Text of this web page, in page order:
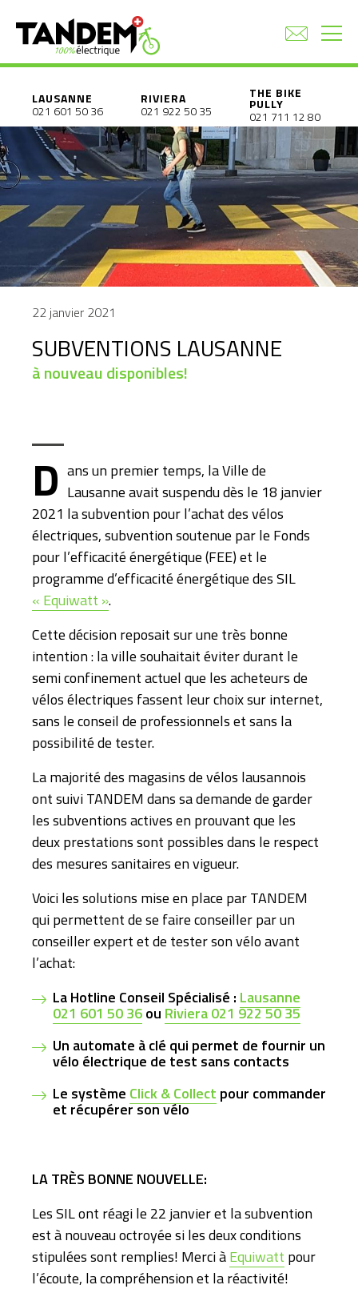
LAUSANNE
021 601 50 36
RIVIERA
021 922 50 35
THE BIKE
PULLY
021 711 12 80
22 janvier 2021
SUBVENTIONS LAUSANNE
à nouveau disponibles!
D ans un premier temps, la Ville de
Lausanne avait suspendu dès le 18 janvier
2021 la subvention pour l’achat des vélos
électriques, subvention soutenue par le Fonds
pour l’efficacité énergétique (FEE) et le
programme d’efficacité énergétique des SIL
« Equiwatt ».
Cette décision reposait sur une très bonne
intention : la ville souhaitait éviter durant le
semi confinement actuel que les acheteurs de
vélos électriques fassent leur choix sur internet,
sans le conseil de professionnels et sans la
possibilité de tester.
La majorité des magasins de vélos lausannois
ont suivi TANDEM dans sa demande de garder
les subventions actives en prouvant que les
deux prestations sont possibles dans le respect
des mesures sanitaires en vigueur.
Voici les solutions mise en place par TANDEM
qui permettent de se faire conseiller par un
conseiller expert et de tester son vélo avant
l’achat:
LaHotline Conseil Spécialisé : Lausanne
021 601 50 36ou Riviera 021 922 50 35
Un automate à clé qui permet de fournir un
vélo électrique de test sans contacts
Le système Click & Collect pour commander
et récupérer son vélo
LA TRÈS BONNE NOUVELLE:
Les SIL ont réagi le 22 janvier et la subvention
est à nouveau octroyée si les deux conditions
stipulées sont remplies! Merci àEquiwatt pour
l’écoute, la compréhension et la réactivité!